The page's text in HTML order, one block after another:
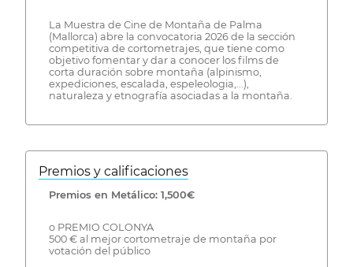
La Muestra de Cine de Montaña de Palma
(Mallorca) abre la convocatoria 2026 de la sección
competitiva de cortometrajes, que tiene como
objetivo fomentar y dar a conocer los films de
corta duración sobre montaña (alpinismo,
expediciones, escalada, espeleologia,...),
naturaleza y etnografía asociadas a la montaña.
Premios y calificaciones
Premios en Metálico: 1,500€
o PREMIO COLONYA
500 € al mejor cortometraje de montaña por
votación del público